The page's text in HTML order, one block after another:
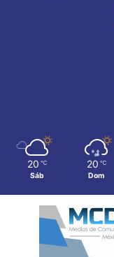
20 ℃
Sáb
20 ℃
Dom